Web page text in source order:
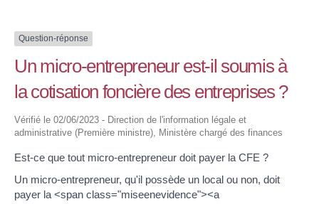
Question-réponse
Un micro-entrepreneur est-il soumis à
la cotisation foncière des entreprises ?
Vérifié le 02/06/2023 - Direction de l'information légale et
administrative (Première ministre), Ministère chargé des finances
Est-ce que tout micro-entrepreneur doit payer la CFE ?
Un micro-entrepreneur, qu'il possède un local ou non, doit
payer la <span class="miseenevidence"><a